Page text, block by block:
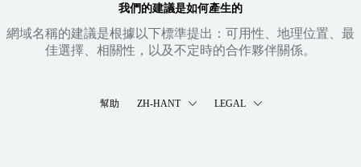
我們的建議是如何產生的
網域名稱的建議是根據以下標準提出：可用性、地理位置、最
佳選擇、相關性，以及不定時的合作夥伴關係。
幫助 ZH-HANT LEGAL